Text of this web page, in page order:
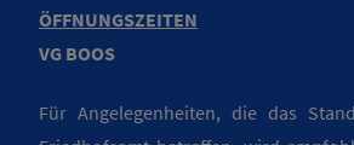
ÖFFNUNGSZEITEN
VG BOOS
Für Angelegenheiten, die das